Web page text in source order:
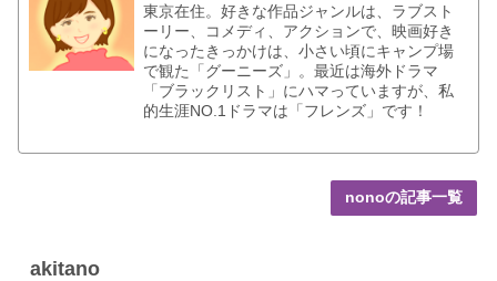
東京在住。好きな作品ジャンルは、ラブスト
ーリー、コメディ、アクションで、映画好き
になったきっかけは、小さい頃にキャンプ場
で観た「グーニーズ」。最近は海外ドラマ
「ブラックリスト」にハマっていますが、私
的生涯NO.1ドラマは「フレンズ」です！
nonoの記事一覧
akitano